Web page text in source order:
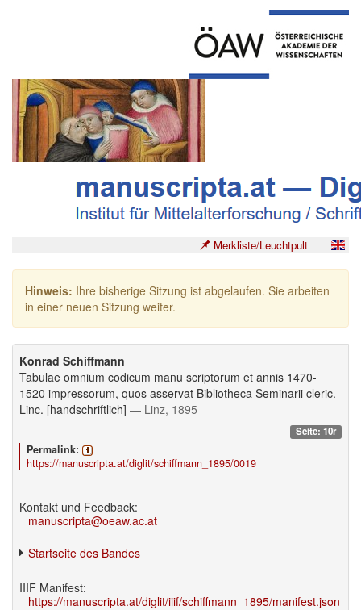
Merkliste/Leuchtpult
Hinweis: Ihre bisherige Sitzung ist abgelaufen. Sie arbeiten
in einer neuen Sitzung weiter.
Konrad Schiffmann
Tabulae omnium codicum manu scriptorum et annis 1470-
1520 impressorum, quos asservat Bibliotheca Seminarii cleric.
Linc. [handschriftlich] — Linz, 1895
Seite: 10r
Permalink:
https://manuscripta.at/diglit/schiffmann_1895/0019
Kontakt und Feedback:
manuscripta@oeaw.ac.at
Startseite des Bandes
IIIF Manifest:
https://manuscripta.at/diglit/iiif/schiffmann_1895/manifest.json